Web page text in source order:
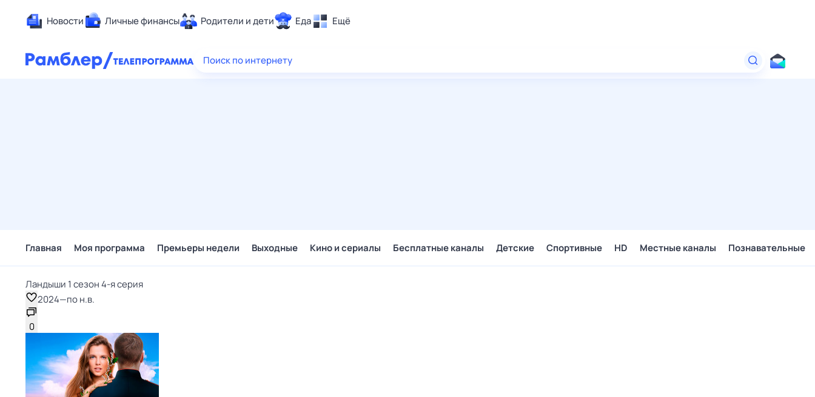
Новости Личные финансы Родители и дети Еда Ещё
Здоровье
Поиск по интернету
Главная Моя программа Премьеры недели Выходные Кино и сериалы Бесплатные каналы Детские Спортивные HD Местные каналы Познавательные
Ландыши 1 сезон 4-я серия
2024—по н.в.
0